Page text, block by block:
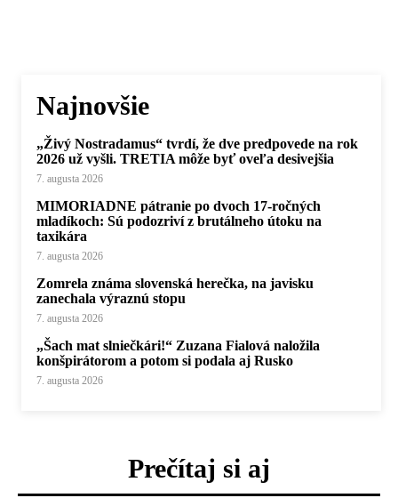
Najnovšie
„Živý Nostradamus“ tvrdí, že dve predpovede na rok
2026 už vyšli. TRETIA môže byť oveľa desivejšia
7. augusta 2026
MIMORIADNE pátranie po dvoch 17-ročných
mladíkoch: Sú podozriví z brutálneho útoku na
taxikára
7. augusta 2026
Zomrela známa slovenská herečka, na javisku
zanechala výraznú stopu
7. augusta 2026
„Šach mat slniečkári!“ Zuzana Fialová naložila
konšpirátorom a potom si podala aj Rusko
7. augusta 2026
Prečítaj si aj